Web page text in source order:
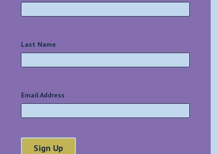
Last Name
Email Address